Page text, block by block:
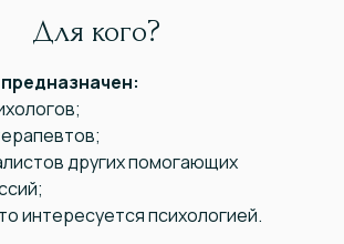
Для кого?
других помогающих
интересуется психологией.